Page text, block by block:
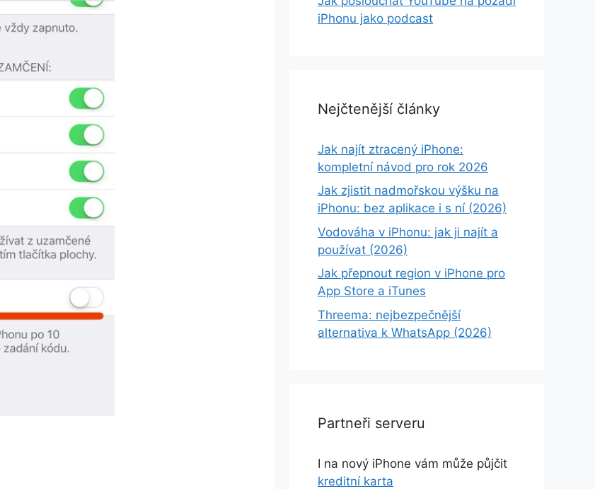
iPhonu jako podcast
Nejčtenější články
Jak najít ztracený iPhone:
kompletní návod pro rok 2026
Jak zjistit nadmořskou výšku na
iPhonu: bez aplikace i s ní (2026)
Vodováha v iPhonu: jak ji najít a
používat (2026)
Jak přepnout region v iPhone pro
App Store a iTunes
Threema: nejbezpečnější
alternativa k WhatsApp (2026)
Partneři serveru
I na nový iPhone vám může půjčit
kreditní karta